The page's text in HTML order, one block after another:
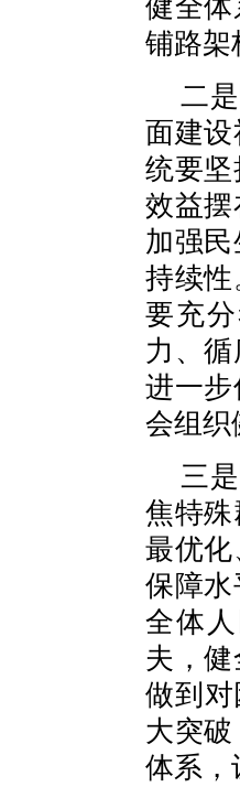
健全
铺路架
二
面建
统要
效益
加强
持续
要充
力、
进一
会组织
三
焦特
最优
保障
全体
夫，
做到
大突
体系，